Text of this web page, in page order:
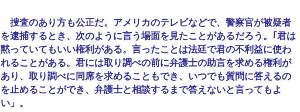
捜査のあり方も公正だ。アメリカのテレビなどで、警察官が被疑者
を逮捕するとき、次のように言う場面を見たことがあるだろう。｢君は
黙っていてもいい権利がある。言ったことは法廷で君の不利益に使わ
れることがある。君には取り調べの前に弁護士の助言を求める権利が
あり、取り調べに同席を求めることもでき、いつでも質問に答えるの
を止めることができ、弁護士と相談するまで答えないと言ってもよ
い」。